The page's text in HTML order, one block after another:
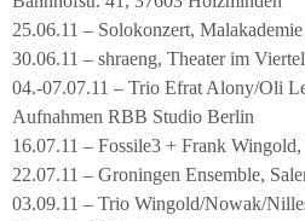
25.06.11 – Solokonzert,
30.06.11 – shraeng, Theater im
04.-07.07.11 – Trio Efrat Alony/Oli
Aufnahmen RBB Studio Berlin
16.07.11 – Fossile3 + Frank
22.07.11 – Groningen Ensemble,
03.09.11 – Trio Wingold/Nowak/